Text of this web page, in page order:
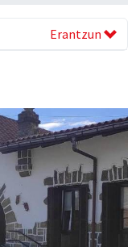
Erantzun